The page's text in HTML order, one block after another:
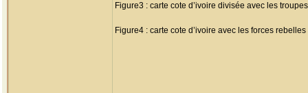
Figure3 : carte cote d’ivoire divisée avec les
Figure4 : carte cote d’ivoire avec les forces